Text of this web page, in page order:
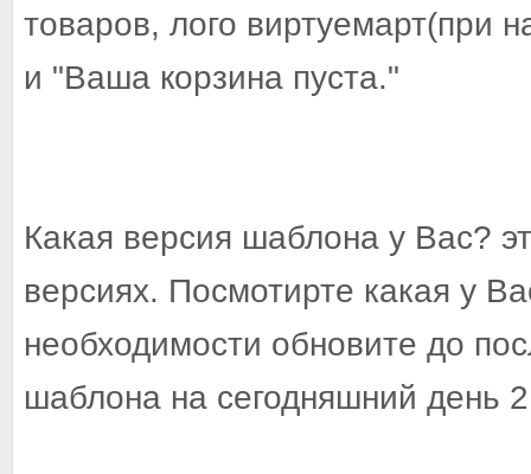
товаров, лого виртуемарт(при
и "Ваша корзина пуста."
Какая версия шаблона у Вас?
версиях. Посмотирте какая у
необходимости обновите до
шаблона на сегодняшний день